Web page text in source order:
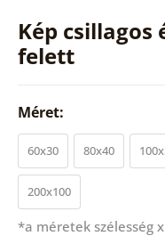
Kép csillagos
felett
Méret:
60x30 80x40
200x100
*a méretek szélesség